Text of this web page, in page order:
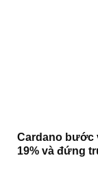
Cardano bước
19% và đứng